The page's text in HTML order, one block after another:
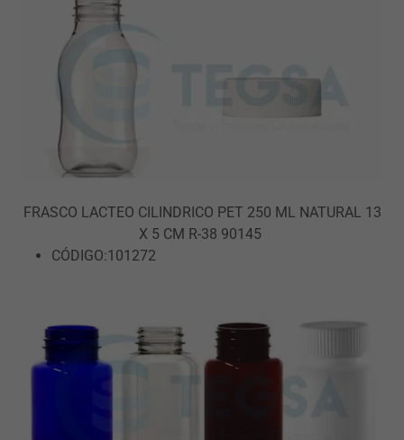
FRASCO LACTEO CILINDRICO PET 250 ML NATURAL 13
X 5 CM R-38 90145
CÓDIGO:101272